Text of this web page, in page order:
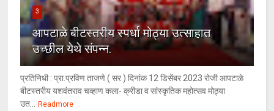
3
आपटाळे बीटस्तरीय स्पर्धा मोठ्या उत्साहात
उच्छील येथे संपन्न.
प्रतिनिधी : प्रा.प्रविण ताजणे ( सर ) दिनांक 12 डिसेंबर 2023 रोजी आपटाळे
बीटस्तरीय यशवंतराव चव्हाण कला- क्रीडा व सांस्कृतिक महोत्सव मोठ्या
उत... Readmore